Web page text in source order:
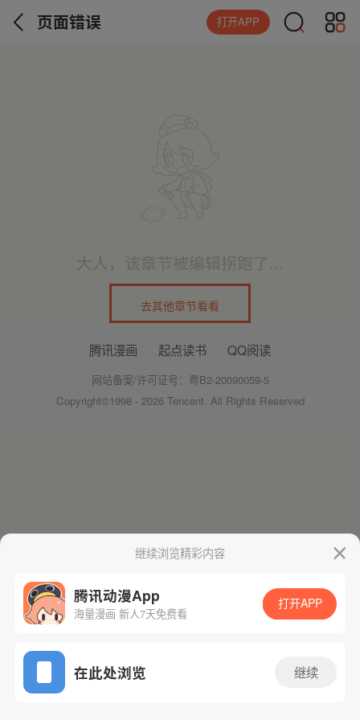
页面错误 打开APP
大人，该章节被编辑拐跑了...
去其他章节看看
继续浏览精彩内容
腾讯动漫App
海量漫画 新人7天免费看
打开APP
在此处浏览 继续
腾讯漫画 起点读书 QQ阅读
网站备案/许可证号：粤B2-20090059-5
Copyright©1998 - 2026 Tencent. All Rights Reserved